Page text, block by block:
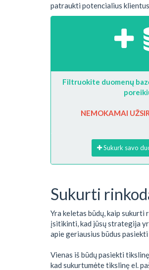
patraukti potencialius klientus.
Filtruokite duomenų
NEMOKAMAI
Sukurk savo
Sukurti
Yra keletas būdų, kaip
įsitikinti, kad jūsų strategija
apie geriausius būdus
Vienas iš būdų pasiekti
kad sukurtumėte tikslinę el.